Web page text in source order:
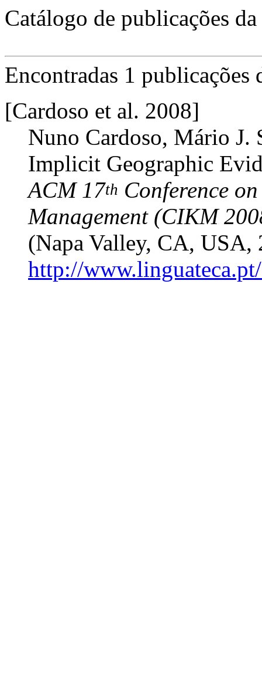
Catálogo de publicações
Encontradas 1 publicações
[Cardoso et al. 2008]
Nuno Cardoso, Mário
Implicit Geographic
ACM 17th Conference
Management (CIKM
(Napa Valley, CA, USA,
http://